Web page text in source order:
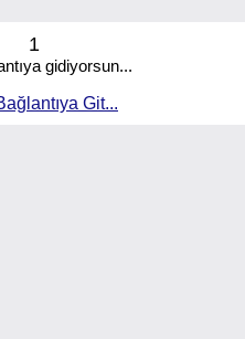
1
gidiyorsun...
Git...